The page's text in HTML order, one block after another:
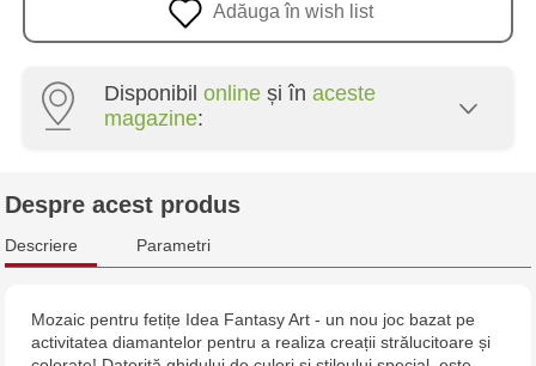
Adăuga în wish list
Disponibil online și în aceste
magazine:
Multistore Centru - bd. Cantemir, 6
Jucărenia Rîșcani - bd. Moscova, 2
Despre acest produs
Descriere Parametri
Mozaic pentru fetițe Idea Fantasy Art - un nou joc bazat pe
activitatea diamantelor pentru a realiza creații strălucitoare și